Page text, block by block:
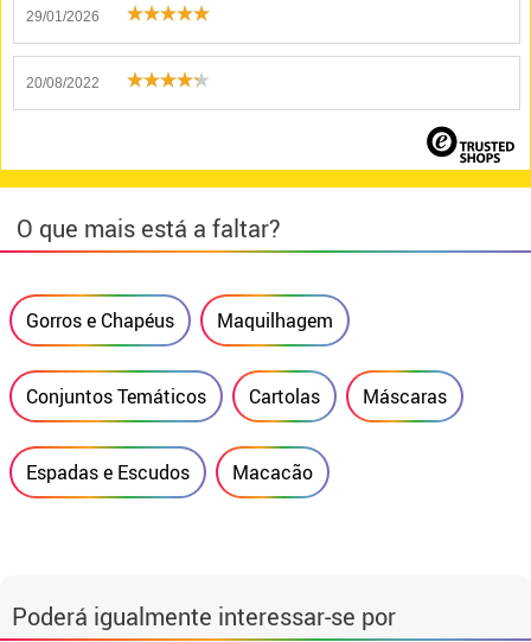
29/01/2026
20/08/2022
O que mais está a faltar?
Gorros e Chapéus Maquilhagem
Conjuntos Temáticos Cartolas Máscaras
Espadas e Escudos Macacão
Poderá igualmente interessar-se por